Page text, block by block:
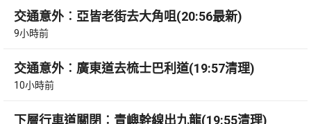
交通意外︰亞皆老街去大角咀(20:56最新)
9小時前
交通意外︰廣東道去梳士巴利道(19:57清理)
10小時前
下層行車道關閉︰青嶼幹線出九龍(19:55清理)